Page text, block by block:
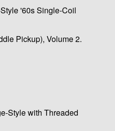
'60s Single-Coil
Pickup), Volume 2.
Style with Threaded